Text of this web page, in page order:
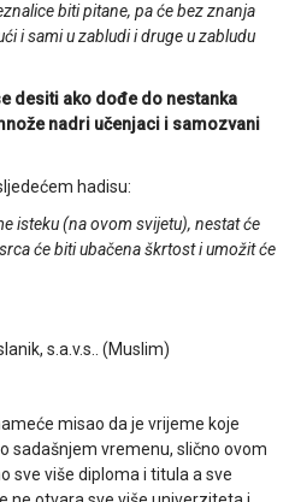
biti pitane, pa će bez znanja
i sami u zabludi i druge u zabludu
desiti ako dođe do nestanka
nadri učenjaci i samozvani
hadisu:
isteku (na ovom svijetu), nestat će
će biti ubačena škrtost i umožit će
s.a.v.s.. (Muslim)
misao da je vrijeme koje
sadašnjem vremenu, slično ovom
sve više diploma i titula a sve